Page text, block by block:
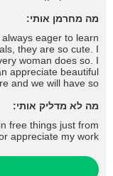
dreams and desires!
מה מחרמן אותי:
they are so cute. I
woman does so. I
appreciate beautiful
and we will have so
but I am sure we can
type of woman who
sublime pleasure.
מה לא מדליק אותי:
free things just from
appreciate my work